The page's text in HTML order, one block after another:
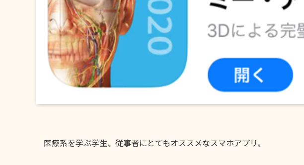
医療系を学ぶ学生、従事者にとてもオススメなスマホアプリ、